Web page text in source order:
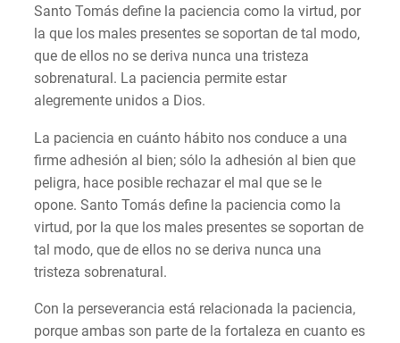
Santo Tomás define la paciencia como la virtud, por
la que los males presentes se soportan de tal modo,
que de ellos no se deriva nunca una tristeza
sobrenatural. La paciencia permite estar
alegremente unidos a Dios.
La paciencia en cuánto hábito nos conduce a una
firme adhesión al bien; sólo la adhesión al bien que
peligra, hace posible rechazar el mal que se le
opone. Santo Tomás define la paciencia como la
virtud, por la que los males presentes se soportan de
tal modo, que de ellos no se deriva nunca una
tristeza sobrenatural.
Con la perseverancia está relacionada la paciencia,
porque ambas son parte de la fortaleza en cuanto es